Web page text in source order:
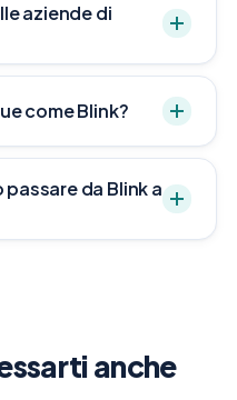
aziende di
come Blink?
da Blink a
anche